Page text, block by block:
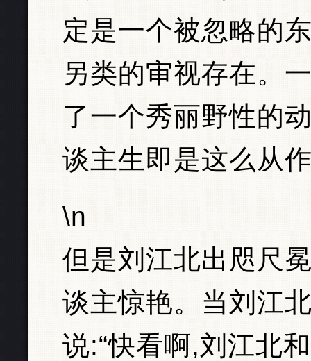
定是一个被忽略的
另类的审视存在。
了一个秀丽野性的
谈主生即是这么从
\n
但是刘江北出咫尺
谈主惊艳。当刘江
说:“快看啊,刘江北